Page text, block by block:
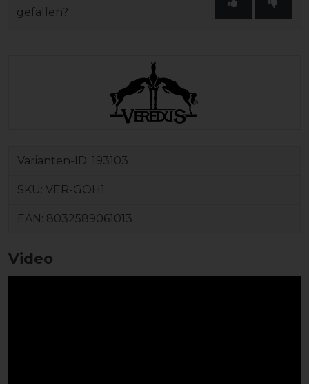
gefallen?
Varianten-ID: 193103
SKU: VER-GOH1
EAN: 8032589061013
Video